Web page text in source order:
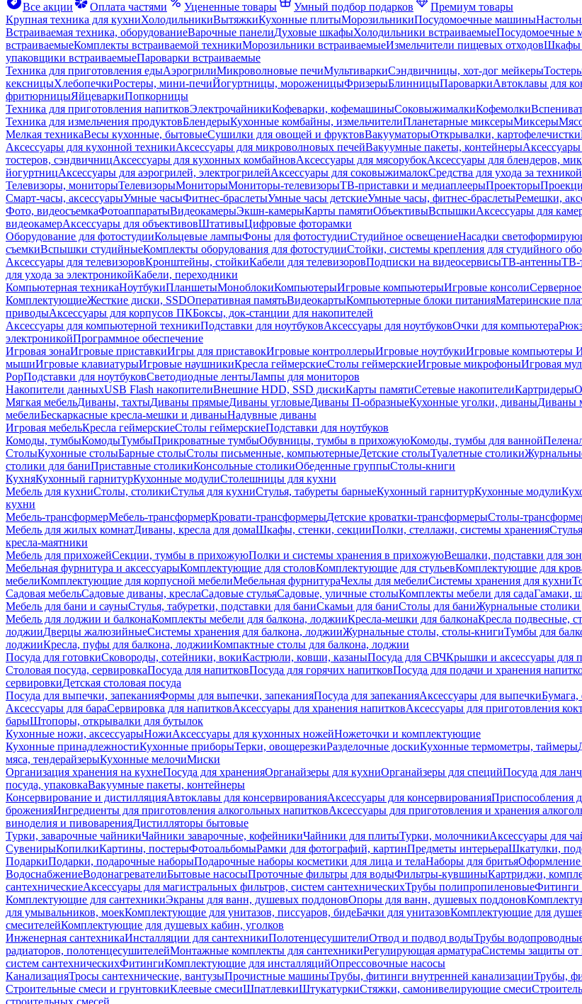
Все акции
Оплата частями Уцененные товары Умный подбор подарков
Премиум товары
Крупная техника для кухниХолодильникиВытяжкиКухонные плитыМорозильникиПосудомоечные машины
Встраиваемая техника, оборудованиеВарочные панелиДуховые шкафыХолодильники встраиваемыеПосудомоечные
встраиваемыеКомплекты встраиваемой техникиМорозильники встраиваемыеИзмельчители пищевых отходовШкафы
упаковщики встраиваемыеПароварки встраиваемые
Техника для приготовления едыАэрогрилиМикроволновые печиМультиваркиСэндвичницы, хот-дог мейкеры
кексницыХлебопечкиРостеры, мини-печиЙогуртницы, мороженицыФризерыБлинницыПароваркиАвтоклавы для
фритюрницыЯйцеваркиПопкорницы
Техника для приготовления напитковЭлектрочайникиКофеварки, кофемашиныСоковыжималкиКофемолки
Техника для измельчения продуктовБлендерыКухонные комбайны, измельчителиПланетарные миксерыМиксеры
Мелкая техникаВесы кухонные, бытовыеСушилки для овощей и фруктовВакууматорыОткрывалки, картофелечистки
Аксессуары для кухонной техникиАксессуары для микроволновых печейВакуумные пакеты, контейнеры
тостеров, сэндвичницАксессуары для кухонных комбайновАксессуары для мясорубокАксессуары для блендеров,
йогуртницАксессуары для аэрогрилей, электрогрилейАксессуары для соковыжималокСредства для ухода за техникой
Телевизоры, мониторыТелевизорыМониторыМониторы-телевизорыТВ-приставки и медиаплеерыПроекторы
Смарт-часы, аксессуарыУмные часыФитнес-браслетыУмные часы детскиеУмные часы, фитнес-браслетыРемешки,
Фото, видеосъемкаФотоаппаратыВидеокамерыЭкшн-камерыКарты памятиОбъективыВспышкиАксессуары для
видеокамерАксессуары для объективовШтативыЦифровые фоторамки
Оборудование для фотостудииКольцевые лампыФоны для фотостудииСтудийное освещениеНасадки
съемкиВспышки студийныеКомплекты оборудования для фотостудииСтойки, системы крепления для студийного
Аксессуары для телевизоровКронштейны, стойкиКабели для телевизоровПодписки на видеосервисыТВ-антенныТВ-
для ухода за электроникойКабели, переходники
Компьютерная техникаНоутбукиПланшетыМоноблокиКомпьютерыИгровые компьютерыИгровые консоли
КомплектующиеЖесткие диски, SSDОперативная памятьВидеокартыКомпьютерные блоки питанияМатеринские
приводыАксессуары для корпусов ПКБоксы, док-станции для накопителей
Аксессуары для компьютерной техникиПодставки для ноутбуковАксессуары для ноутбуковОчки для компьютера
электроникойПрограммное обеспечение
Игровая зонаИгровые приставкиИгры для приставокИгровые контроллерыИгровые ноутбукиИгровые компьютеры
мышиИгровые клавиатурыИгровые наушникиКресла геймерскиеСтолы геймерскиеИгровые микрофоныИгровая
PopПодставки для ноутбуковСветодиодные лентыЛампы для мониторов
Накопители данныхUSB Flash накопителиВнешние HDD, SSD дискиКарты памятиСетевые накопителиКартридеры
Мягкая мебельДиваны, тахтыДиваны прямыеДиваны угловыеДиваны П-образныеКухонные уголки, диваныДиваны
мебелиБескаркасные кресла-мешки и диваныНадувные диваны
Игровая мебельКресла геймерскиеСтолы геймерскиеПодставки для ноутбуков
Комоды, тумбыКомодыТумбыПрикроватные тумбыОбувницы, тумбы в прихожуюКомоды, тумбы для ванной
СтолыКухонные столыБарные столыСтолы письменные, компьютерныеДетские столыТуалетные столики
столики для баниПриставные столикиКонсольные столикиОбеденные группыСтолы-книги
КухняКухонный гарнитурКухонные модулиСтолешницы для кухни
Мебель для кухниСтолы, столикиСтулья для кухниСтулья, табуреты барныеКухонный гарнитурКухонные модули
кухни
Мебель-трансформерМебель-трансформерКровати-трансформерыДетские кроватки-трансформерыСтолы-
Мебель для жилых комнатДиваны, кресла для домаШкафы, стенки, секцииПолки, стеллажи, системы хранения
кресла-маятники
Мебель для прихожейСекции, тумбы в прихожуюПолки и системы хранения в прихожуюВешалки, подставки для
Мебельная фурнитура и аксессуарыКомплектующие для столовКомплектующие для стульевКомплектующие для
мебелиКомплектующие для корпусной мебелиМебельная фурнитураЧехлы для мебелиСистемы хранения для кухни
Садовая мебельСадовые диваны, креслаСадовые стульяСадовые, уличные столыКомплекты мебели для садаГамаки,
Мебель для бани и сауныСтулья, табуретки, подставки для баниСкамьи для баниСтолы для баниЖурнальные столики
Мебель для лоджии и балконаКомплекты мебели для балкона, лоджииКресла-мешки для балконаКресла подвесные,
лоджииДверцы жалюзийныеСистемы хранения для балкона, лоджииЖурнальные столы, столы-книгиТумбы для
лоджииКресла, пуфы для балкона, лоджииКомпактные столы для балкона, лоджии
Посуда для готовкиСковороды, сотейники, вокиКастрюли, ковши, казаныПосуда для СВЧКрышки и аксессуары для
Столовая посуда, сервировкаПосуда для напитковПосуда для горячих напитковПосуда для подачи и хранения
сервировкиДетская столовая посуда
Посуда для выпечки, запеканияФормы для выпечки, запеканияПосуда для запеканияАксессуары для выпечкиБумага,
Аксессуары для бараСервировка для напитковАксессуары для хранения напитковАксессуары для приготовления
барыШтопоры, открывалки для бутылок
Кухонные ножи, аксессуарыНожиАксессуары для кухонных ножейНожеточки и комплектующие
Кухонные принадлежностиКухонные приборыТерки, овощерезкиРазделочные доскиКухонные термометры, таймеры
мяса, тендерайзерыКухонные мелочиМиски
Организация хранения на кухнеПосуда для храненияОрганайзеры для кухниОрганайзеры для специйПосуда для
посуда, упаковкаВакуумные пакеты, контейнеры
Консервирование и дистилляцияАвтоклавы для консервированияАксессуары для консервированияПриспособления
броженияИнгредиенты для приготовления алкогольных напитковАксессуары для приготовления и хранения
виноделия и пивоваренияДистилляторы бытовые
Турки, заварочные чайникиЧайники заварочные, кофейникиЧайники для плитыТурки, молочникиАксессуары для
СувенирыКопилкиКартины, постерыФотоальбомыРамки для фотографий, картинПредметы интерьераШкатулки,
ПодаркиПодарки, подарочные наборыПодарочные наборы косметики для лица и телаНаборы для бритьяОформление
ВодоснабжениеВодонагревателиБытовые насосыПроточные фильтры для водыФильтры-кувшиныКартриджи,
сантехническиеАксессуары для магистральных фильтров, систем сантехническихТрубы полипропиленовыеФитинги
Комплектующие для сантехникиЭкраны для ванн, душевых поддоновОпоры для ванн, душевых поддонов
для умывальников, моекКомплектующие для унитазов, писсуаров, бидеБачки для унитазовКомплектующие для
смесителейКомплектующие для душевых кабин, уголков
Инженерная сантехникаИнсталляции для сантехникиПолотенцесушителиОтвод и подвод водыТрубы
радиаторов, полотенцесушителейМонтажные комплекты для сантехникиРегулирующая арматураСистемы защиты от
систем сантехническихФитингиКомплектующие для инсталляцийОпрессовочные насосы
КанализацияТросы сантехнические, вантузыПрочистные машиныТрубы, фитинги внутренней канализацииТрубы,
Строительные смеси и грунтовкиКлеевые смесиШпатлевкиШтукатуркиСтяжки, самонивелирующие смеси
строительных смесей